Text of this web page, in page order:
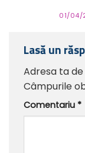
01/04/
Lasă un
Adresa ta
Câmpurile
Comentariu *